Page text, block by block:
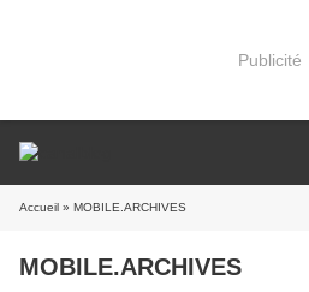
Publicité
Accueil » MOBILE.ARCHIVES
MOBILE.ARCHIVES